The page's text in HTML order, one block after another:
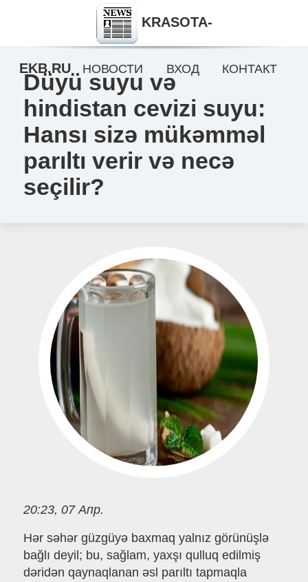
Düyü suyu və
hindistan cevizi suyu:
Hansı sizə mükəmməl
parıltı verir və necə
seçilir?
20:23, 07 Апр.
Hər səhər güzgüyə baxmaq yalnız görünüşlə
bağlı deyil; bu, sağlam, yaxşı qulluq edilmiş
dəridən qaynaqlanan əsl parıltı tapmaqla
KRASOTA-
EKB.RU НОВОСТИ ВХОД КОНТАКТ